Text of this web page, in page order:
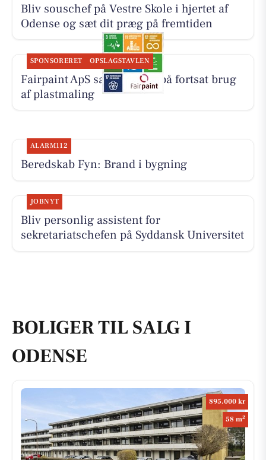
Bliv souschef på Vestre Skole i hjertet af
Odense og sæt dit præg på fremtiden
SPONSORERET OPSLAGSTAVLEN
Fairpaint ApS sætter fokus på fortsat brug
af plastmaling
ALARM112
Beredskab Fyn: Brand i bygning
JOBNYT
Bliv personlig assistent for
sekretariatschefen på Syddansk Universitet
BOLIGER TIL SALG I
ODENSE
895.000 kr
58 m2